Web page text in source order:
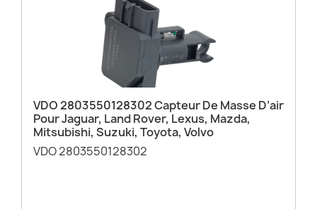
VDO 2803550128302 Capteur De Masse D’air
Pour Jaguar, Land Rover, Lexus, Mazda,
Mitsubishi, Suzuki, Toyota, Volvo
VDO 2803550128302